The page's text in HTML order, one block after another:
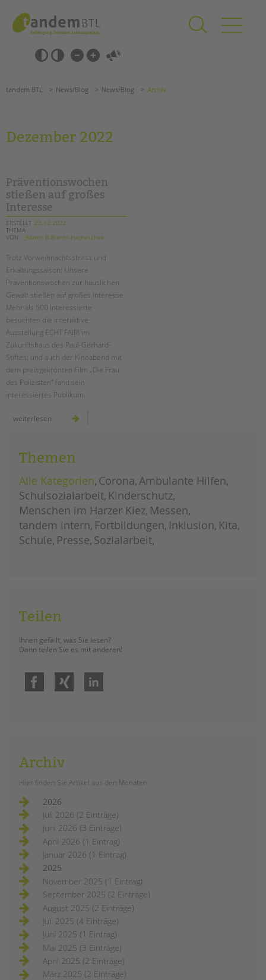
springen
Barrierefrei-
Einstellungen
überspringen
überspringen
Förderzentren
Kollegs
EFöB
Schulbezogene Sozialarbeit
Tagesgruppen
HILFEN ZUR ERZIEHUNG
EINGLIEDERUNGSHILFE
BETREUTES WOHNEN
TANDEM BTL AKADEMIE
Zertfikatskurse
Seminarkalender
Seminarräume
STADTTEILARBEIT
Bereiche im Überblick
Kinder- und Jugendschutz
Unsere Videos
Gesellschafter VdK
schoolcoach BTL
tandem international
NEWS/BLOG
Briefe an Kai
PRESSE
Hinweisgebersystem
Intranet
Suchen
tandem BTL News/Blog News/Blog Archiv
Dezember 2022
Präventionswochen
stießen auf großes
Interesse
ERSTELLT 23.12.2022
THEMA
VON
_Admin B.Brecht-Hadraschek
Trotz Vorweihnachtsstress und
Erkältungssaison: Unsere
Präventionswochen zur häuslichen
Gewalt stießen auf großes Interesse.
Mehr als 500 Interessierte
besuchten die interaktive
Ausstellung ECHT FAIR! im
Zukunftshaus des Paul-Gerhard-
Stiftes; und auch der Kinoabend mit
dem preisgekrönten Film „Die Frau
des Polizisten“ fand sein
interessiertes Publikum.
weiterlesen präventionswochen
stießen
Themen
Alle Kategorien Corona Ambulante Hilfen
Schulsozialarbeit Kinderschutz
Menschen im Harzer Kiez Messen
tandem intern Fortbildungen Inklusion Kita
Schule Presse Sozialarbeit
Teilen
Ihnen gefällt, was Sie lesen?
Dann teilen Sie es mit anderen!
Facebook
Archiv
Hier finden Sie Artikel aus den Monaten
2026
Juli 2026 (2 Einträge)
Juni 2026 (3 Einträge)
April 2026 (1 Eintrag)
Januar 2026 (1 Eintrag)
2025
November 2025 (1 Eintrag)
September 2025 (2 Einträge)
August 2025 (2 Einträge)
Juli 2025 (4 Einträge)
Juni 2025 (1 Eintrag)
Mai 2025 (3 Einträge)
April 2025 (2 Einträge)
März 2025 (2 Einträge)